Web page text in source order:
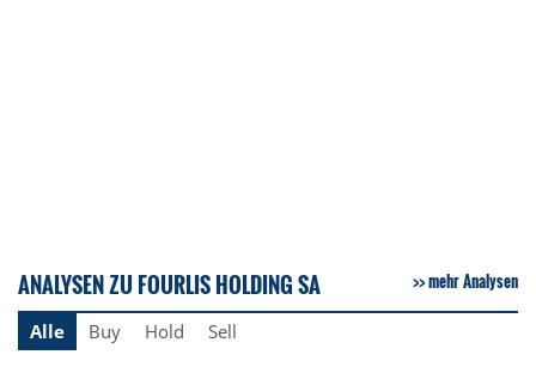
ANALYSEN ZU FOURLIS HOLDING SA mehr Analysen
Alle Buy Hold Sell